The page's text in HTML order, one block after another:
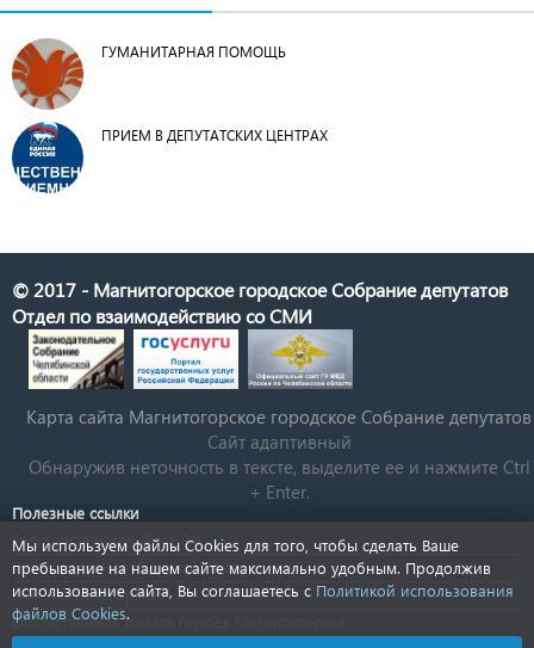
ГУМАНИТАРНАЯ ПОМОЩЬ
ПРИЕМ В ДЕПУТАТСКИХ ЦЕНТРАХ
© 2017 - Магнитогорское городское Собрание депутатов
Отдел по взаимодействию со СМИ
Карта сайта Магнитогорское городское Cобрание депутатов
Сайт адаптивный
Обнаружив неточность в тексте, выделите ее и нажмите Ctrl
+ Enter.
Полезные ссылки
Государственная Дума РФ
Губернатор Челябинской области
КСП Магнитогорска
Общественная палата города Магнитогорска
Мы используем файлы Cookies для того, чтобы сделать Ваше
пребывание на нашем сайте максимально удобным. Продолжив
использование сайта, Вы соглашаетесь с Политикой использования
файлов Cookies.